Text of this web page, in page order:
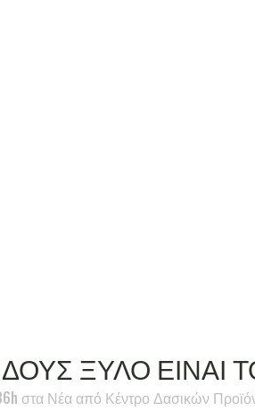
ΞΥΛΟ
στα Νέα από Κέντρο Δασικών